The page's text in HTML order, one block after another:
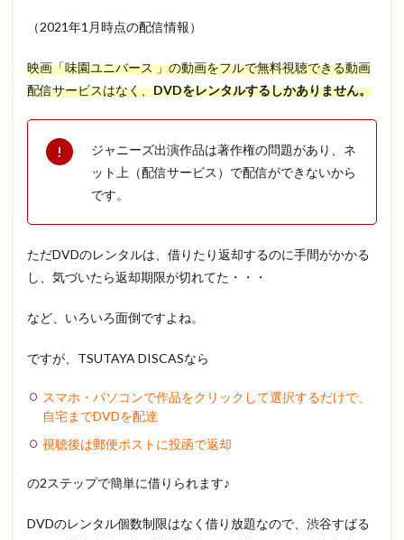
（2021年1月時点の配信情報）
映画「味園ユニバース 」の動画をフルで無料視聴できる動画
配信サービスはなく、DVDをレンタルするしかありません。
ジャニーズ出演作品は著作権の問題があり、ネ
ット上（配信サービス）で配信ができないから
です。
ただDVDのレンタルは、借りたり返却するのに手間がかかる
し、気づいたら返却期限が切れてた・・・
など、いろいろ面倒ですよね。
ですが、TSUTAYA DISCASなら
スマホ・パソコンで作品をクリックして選択するだけで、
自宅までDVDを配達
視聴後は郵便ポストに投函で返却
の2ステップで簡単に借りられます♪
DVDのレンタル個数制限はなく借り放題なので、渋谷すばる